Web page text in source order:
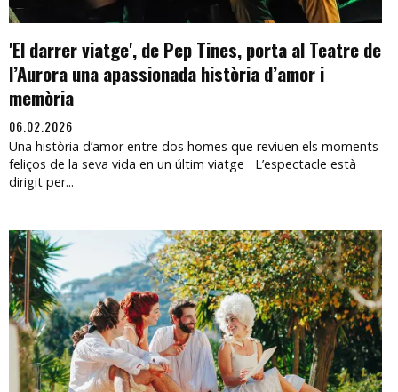
'El darrer viatge', de Pep Tines, porta al Teatre de
l’Aurora una apassionada història d’amor i
memòria
06.02.2026
Una història d’amor entre dos homes que reviuen els moments
feliços de la seva vida en un últim viatge L’espectacle està
dirigit per...